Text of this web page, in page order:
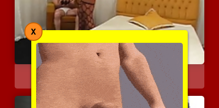
מלכת סאדו פצצתית בסשן של...
5259 צפיות | 0 המלצות
X